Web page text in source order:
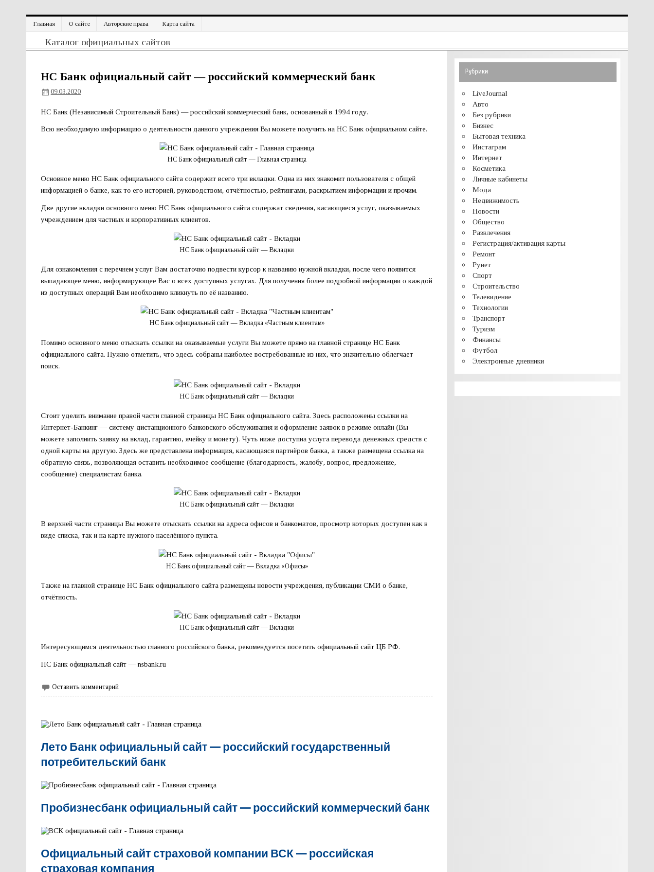
содержимому
Главная О сайте Авторские права Карта сайта
Официальный сайт
Каталог официальных сайтов
НС Банк официальный сайт — российский коммерческий банк
09.03.2020
НС Банк (Независимый Строительный Банк) — российский коммерческий банк, основанный в 1994 году.
Всю необходимую информацию о деятельности данного учреждения Вы можете получить на НС Банк официальном сайте.
НС Банк официальный сайт — Главная страница
Основное меню НС Банк официального сайта содержит всего три вкладки. Одна из них знакомит пользователя с общей
информацией о банке, как то его историей, руководством, отчётностью, рейтингами, раскрытием информации и прочим.
Две другие вкладки основного меню НС Банк официального сайта содержат сведения, касающиеся услуг, оказываемых
учреждением для частных и корпоративных клиентов.
НС Банк официальный сайт — Вкладки
Для ознакомления с перечнем услуг Вам достаточно подвести курсор к названию нужной вкладки, после чего появится
выпадающее меню, информирующее Вас о всех доступных услугах. Для получения более подробной информации о каждой
из доступных операций Вам необходимо кликнуть по её названию.
НС Банк официальный сайт — Вкладка «Частным клиентам»
Помимо основного меню отыскать ссылки на оказываемые услуги Вы можете прямо на главной странице НС Банк
официального сайта. Нужно отметить, что здесь собраны наиболее востребованные из них, что значительно облегчает
поиск.
НС Банк официальный сайт — Вкладки
Стоит уделить внимание правой части главной страницы НС Банк официального сайта. Здесь расположены ссылки на
Интернет-Банкинг — систему дистанционного банковского обслуживания и оформление заявок в режиме онлайн (Вы
можете заполнить заявку на вклад, гарантию, ячейку и монету). Чуть ниже доступна услуга перевода денежных средств с
одной карты на другую. Здесь же представлена информация, касающаяся партнёров банка, а также размещена ссылка на
обратную связь, позволяющая оставить необходимое сообщение (благодарность, жалобу, вопрос, предложение,
сообщение) специалистам банка.
НС Банк официальный сайт — Вкладки
В верхней части страницы Вы можете отыскать ссылки на адреса офисов и банкоматов, просмотр которых доступен как в
виде списка, так и на карте нужного населённого пункта.
НС Банк официальный сайт — Вкладка «Офисы»
Также на главной странице НС Банк официального сайта размещены новости учреждения, публикации СМИ о банке,
отчётность.
НС Банк официальный сайт — Вкладки
Интересующимся деятельностью главного российского банка, рекомендуется посетитьофициальный сайт ЦБ РФ.
НС Банк официальный сайт — nsbank.ru
Оставить комментарий
Лето Банк официальный сайт — российский государственный
потребительский банк
Пробизнесбанк официальный сайт — российский коммерческий банк
Официальный сайт страховой компании ВСК — российская
страховая компания
Рубрики
LiveJournal
Авто
Без рубрики
Бизнес
Бытовая техника
Инстаграм
Интернет
Косметика
Личные кабинеты
Мода
Недвижимость
Новости
Общество
Развлечения
Регистрация/активация карты
Ремонт
Рунет
Спорт
Строительство
Телевидение
Технологии
Транспорт
Туризм
Финансы
Футбол
Электронные дневники